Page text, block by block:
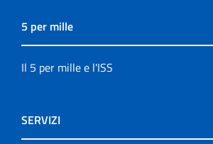
5 per mille
Il 5 per mille e l'ISS
SERVIZI